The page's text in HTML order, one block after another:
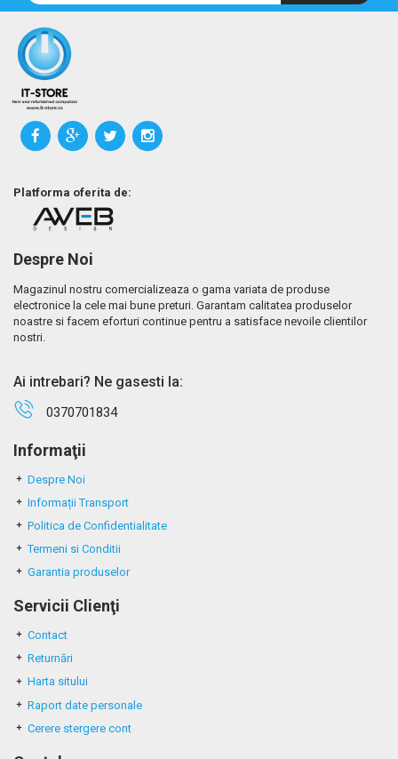
Platforma oferita de:
Despre Noi
Magazinul nostru comercializeaza o gama variata de produse
electronice la cele mai bune preturi. Garantam calitatea produselor
noastre si facem eforturi continue pentru a satisface nevoile clientilor
nostri.
Ai intrebari? Ne gasesti la:
0370701834
Informaţii
Despre Noi
Informații Transport
Politica de Confidentialitate
Termeni si Conditii
Garantia produselor
Servicii Clienţi
Contact
Returnări
Harta sitului
Raport date personale
Cerere stergere cont